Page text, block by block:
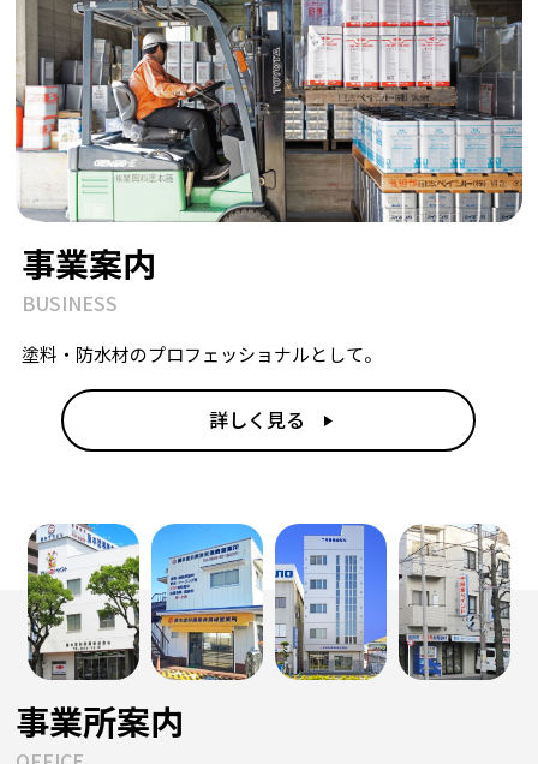
事業案内
BUSINESS
塗料・防水材のプロフェッショナルとして。
詳しく見る
事業所案内